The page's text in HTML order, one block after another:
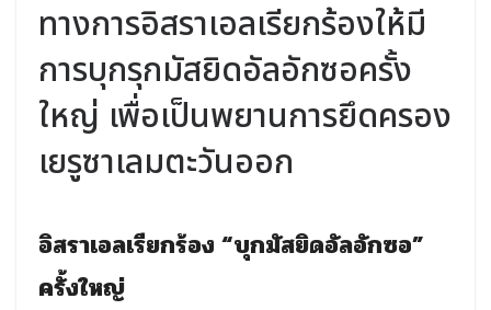
ทางการอิสราเอลเรียกร้องให้มี
การบุกรุกมัสยิดอัลอักซอครั้ง
ใหญ่ เพื่อเป็นพยานการยึดครอง
เยรูซาเลมตะวันออก
อิสราเอลเรียกร้อง “บุกมัสยิดอัลอักซอ”
ครั้งใหญ่